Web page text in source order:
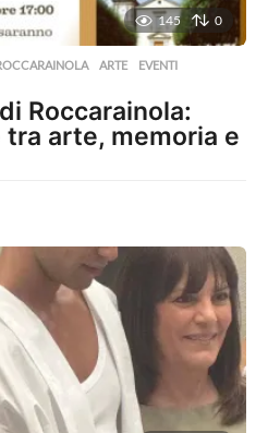
145 0
ARTE ,EVENTI
Roccarainola:
tra arte, memoria e